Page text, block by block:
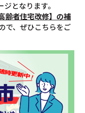
となります。
齢者住宅改修】の補
で、ぜひこちらをご